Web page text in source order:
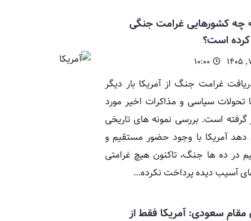
چه کشورهایی غرامت جنگی
است؟
غرامت جنگ از آمریکا بار دیگر
تحولات سیاسی و مذاکرات اخیر مورد
گرفته است. بررسی نمونه های تاریخی
آمریکا با وجود حضور مستقیم و
در ده ها جنگ، تاکنون هیچ غرامتی
آسیب دیده پرداخت نکرده...
مقام سعودی: آمریکا فقط از